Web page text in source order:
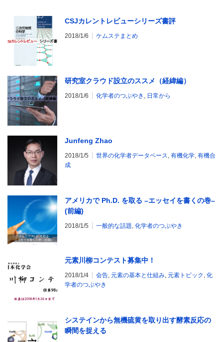
CSJカレントレビューシリーズ書評
2018/1/6 ケムステまとめ
研究室クラウド設立のススメ（経緯編）
2018/1/6 化学者のつぶやき , 日常から
Junfeng Zhao
2018/1/5 世界の化学者データベース, 有機化学, 有機合
成
アメリカで Ph.D. を取る –エッセイを書くの巻–
(前編)
2018/1/5 一般的な話題, 化学者のつぶやき
元素川柳コンテスト募集中！
2018/1/4 会告, 元素の基本と仕組み, 元素トピック , 化
学者のつぶやき
システインから無機硫黄を取り出す酵素反応の
瞬間を捉える